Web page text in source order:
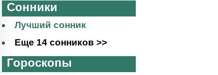
Сонники
Лучший сонник
Еще 14 сонников >>
Гороскопы